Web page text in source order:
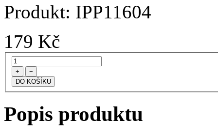
Produkt: IPP11604
179 Kč
+ −
Popis produktu